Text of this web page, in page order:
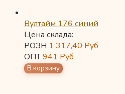
Вултайм 176 синий
Цена склада:
РОЗН 1 317,40 Руб
ОПТ941 Руб